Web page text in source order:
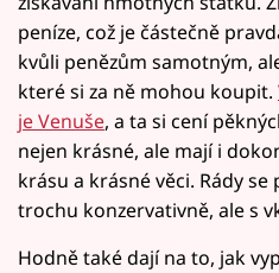
peníze, což je částečně
kvůli penězům samotným,
které si za ně mohou koupit.
je Venuše, a ta si cení
nejen krásné, ale mají i
krásu a krásné věci. Rády
trochu konzervativně, ale s
Hodně také dají na to, jak